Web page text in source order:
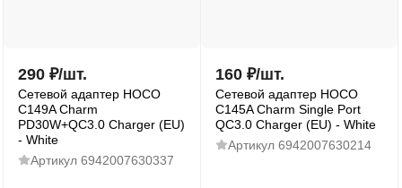
290 ₽/шт.
Сетевой адаптер HOCO
C149A Charm
PD30W+QC3.0 Charger (EU)
- White
Артикул 6942007630337
160 ₽/шт.
Сетевой адаптер HOCO
C145A Charm Single Port
QC3.0 Charger (EU) - White
Артикул 6942007630214